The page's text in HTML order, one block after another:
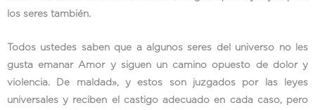
los seres también.
Todos ustedes saben que a algunos seres del universo no les
gusta emanar Amor y siguen un camino opuesto de dolor y
violencia. De maldad», y estos son juzgados por las leyes
universales y reciben el castigo adecuado en cada caso, pero